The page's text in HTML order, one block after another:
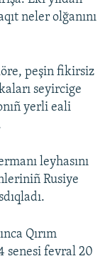
neler olğanını
peşin fikirsiz
seyircige
yerli eali
leyhasını
Rusiye
Qırım
senesi fevral 20